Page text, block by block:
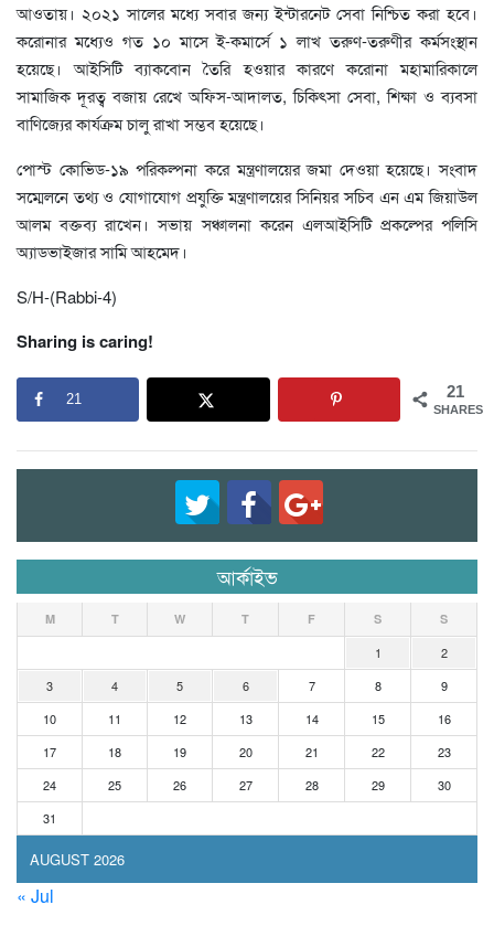
আওতায়। ২০২১ সালের মধ্যে সবার জন্য ইন্টারনেট সেবা নিশ্চিত করা হবে।
করোনার মধ্যেও গত ১০ মাসে ই-কমার্সে ১ লাখ তরুণ-তরুণীর কর্মসংস্থান
হয়েছে। আইসিটি ব্যাকবোন তৈরি হওয়ার কারণে করোনা মহামারিকালে
সামাজিক দূরত্ব বজায় রেখে অফিস-আদালত, চিকিৎসা সেবা, শিক্ষা ও ব্যবসা
বাণিজ্যের কার্যক্রম চালু রাখা সম্ভব হয়েছে।
পোস্ট কোভিড-১৯ পরিকল্পনা করে মন্ত্রণালয়ের জমা দেওয়া হয়েছে। সংবাদ
সম্মেলনে তথ্য ও যোগাযোগ প্রযুক্তি মন্ত্রণালয়ের সিনিয়র সচিব এন এম জিয়াউল
আলম বক্তব্য রাখেন। সভায় সঞ্চালনা করেন এলআইসিটি প্রকল্পের পলিসি
অ্যাডভাইজার সামি আহমেদ।
S/H-(Rabbi-4)
Sharing is caring!
21
SHARES
21
আর্কাইভ
AUGUST 2026
M T W T F S S
1
2
3
4 5 6 7 8
9
10
11 12 13 14 15
16
17
18 19 20 21 22
23
24
25 26 27 28 29
30
31
« Jul